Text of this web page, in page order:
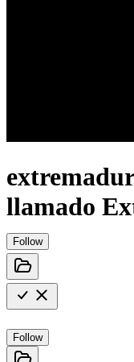
llamado
Follow
Follow